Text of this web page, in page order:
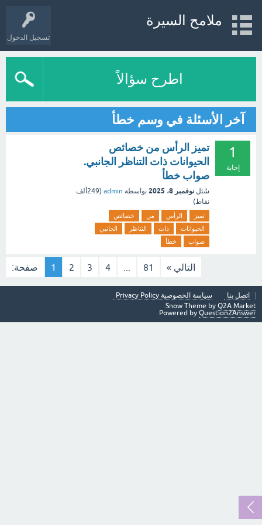
تسجيل الدخول
ملامح السيرة
اطرح سؤالاً
آخر الأسئلة في وسم خطأ
1
إجابة
تميز الرأس من خصائص
الحيوانات ذات التناظر الجانبي.
صواب خطأ
سُئل نوفمبر 8، 2025 بواسطة admin
(249ألف
نقاط)
تميز الرأس من
خصائص
الحيوانات
ذات التناظر
الجانبي
صواب
خطأ
صفحة: 1 2 3 4 81 التالي »
اتصل بنا
سياسة الخصوصية Privacy Policy
Snow Theme by Q2A Market
Powered by Question2Answer